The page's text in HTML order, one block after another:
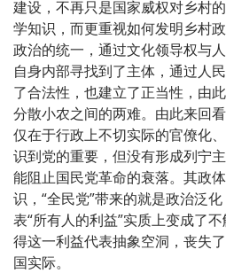
建设，不再只是国家威权对乡村
学知识，而更重视如何发明乡村
政治的统一，通过文化领导权与
自身内部寻找到了主体，通过人
了合法性，也建立了正当性，由
分散小农之间的两难。由此来回
仅在于行政上不切实际的官僚化
识到党的重要，但没有形成列宁
能阻止国民党革命的衰落。其政
识，“全民党”带来的就是政治泛
表“所有人的利益”实质上变成了
得这一利益代表抽象空洞，丧失
国实际。